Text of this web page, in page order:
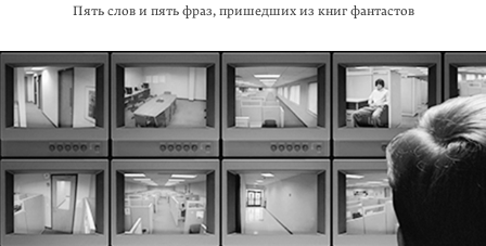
Пять слов и пять фраз, пришедших из книг фантастов